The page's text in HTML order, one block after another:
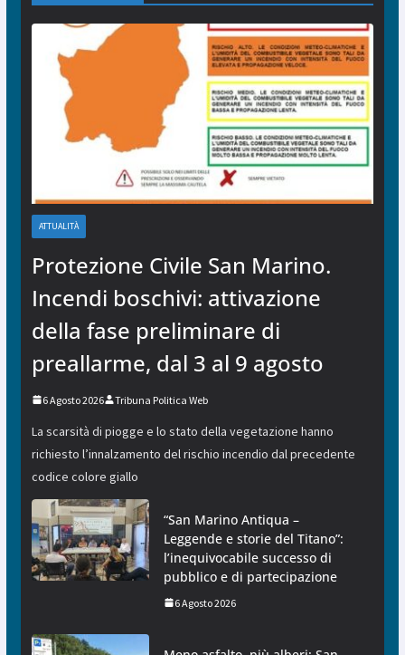
ATTUALITÀ
Protezione Civile San Marino.
Incendi boschivi: attivazione
della fase preliminare di
preallarme, dal 3 al 9 agosto
6 Agosto 2026 Tribuna Politica Web
La scarsità di piogge e lo stato della vegetazione hanno
richiesto l’innalzamento del rischio incendio dal precedente
codice colore giallo
“San Marino Antiqua –
Leggende e storie del Titano”:
l’inequivocabile successo di
pubblico e di partecipazione
6 Agosto 2026